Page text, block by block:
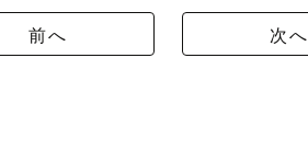
前へ 次へ